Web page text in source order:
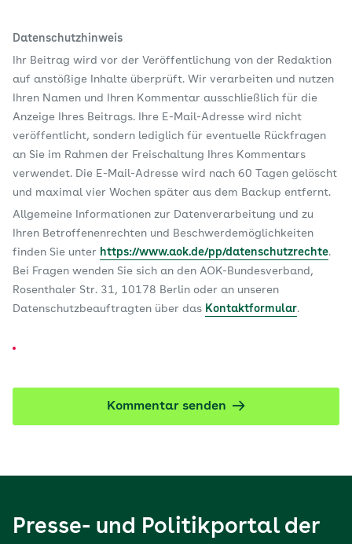
Datenschutzhinweis
Ihr Beitrag wird vor der Veröffentlichung von der Redaktion
auf anstößige Inhalte überprüft. Wir verarbeiten und nutzen
Ihren Namen und Ihren Kommentar ausschließlich für die
Anzeige Ihres Beitrags. Ihre E-Mail-Adresse wird nicht
veröffentlicht, sondern lediglich für eventuelle Rückfragen
an Sie im Rahmen der Freischaltung Ihres Kommentars
verwendet. Die E-Mail-Adresse wird nach 60 Tagen gelöscht
und maximal vier Wochen später aus dem Backup entfernt.
Allgemeine Informationen zur Datenverarbeitung und zu
Ihren Betroffenenrechten und Beschwerdemöglichkeiten
finden Sie unter https://www.aok.de/pp/datenschutzrechte.
Bei Fragen wenden Sie sich an den AOK-Bundesverband,
Rosenthaler Str. 31, 10178 Berlin oder an unseren
Datenschutzbeauftragten über das Kontaktformular.
Kommentar senden
Presse- und Politikportal der